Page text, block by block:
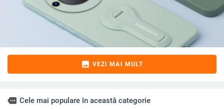
image VEZI MAI MULT
more Cele mai populare în această categorie